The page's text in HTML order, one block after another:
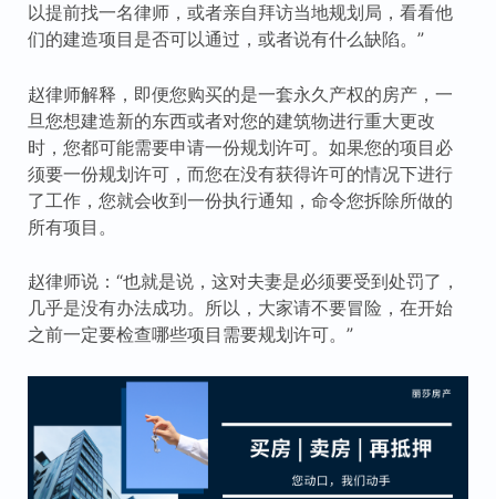
以提前找一名律师，或者亲自拜访当地规划局，看看他
们的建造项目是否可以通过，或者说有什么缺陷。”
赵律师解释，即便您购买的是一套永久产权的房产，一
旦您想建造新的东西或者对您的建筑物进行重大更改
时，您都可能需要申请一份规划许可。如果您的项目必
须要一份规划许可，而您在没有获得许可的情况下进行
了工作，您就会收到一份执行通知，命令您拆除所做的
所有项目。
赵律师说：“也就是说，这对夫妻是必须要受到处罚了，
几乎是没有办法成功。所以，大家请不要冒险，在开始
之前一定要检查哪些项目需要规划许可。”